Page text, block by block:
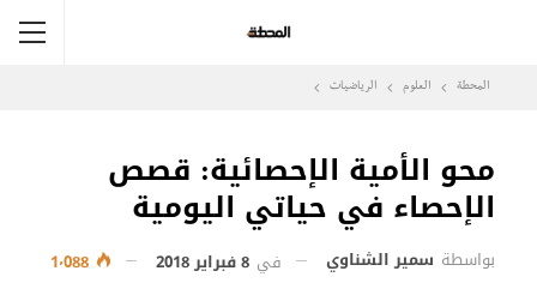
المحطة العلوم الرياضيات
محو الأمية الإحصائية: قصص
الإحصاء في حياتي اليومية
بواسطة سمير الشناوي في 8 فبراير 2018